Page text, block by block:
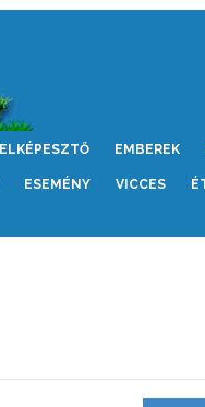
ELKÉPESZTŐ EMBEREK
ESEMÉNY VICCES